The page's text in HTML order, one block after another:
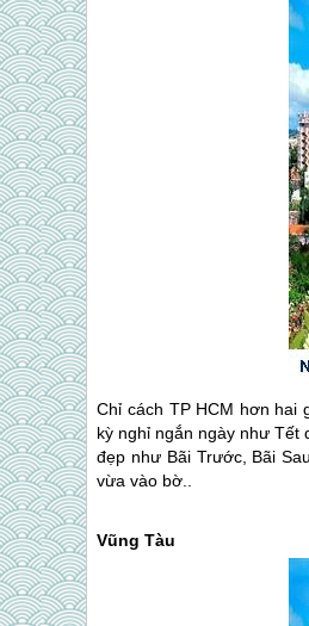
Chỉ cách TP HCM hơn hai
kỳ nghỉ ngắn ngày như Tết
đẹp như Bãi Trước, Bãi
vừa vào bờ..
Vũng Tàu